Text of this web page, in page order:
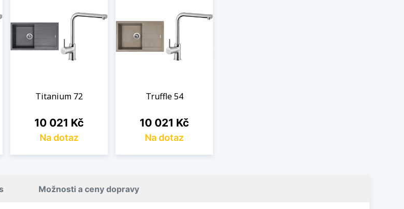
Titanium 72
Cena
10 021 Kč
Na dotaz
Truffle 54
Cena
10 021 Kč
Na dotaz
Možnosti a ceny dopravy